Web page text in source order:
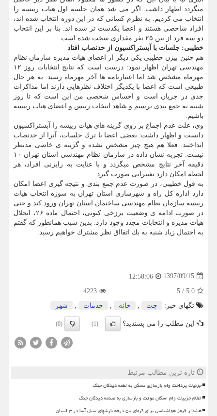
میگردد اظهار داشت: اگر می شد همان جلسه اول هیات رییسه را
انتخاب می كردیم. به نظرم كسانی كه در این دوره انتخاب شده اند،
افراد شاخصی هستند و اعضا یكدست تر شده اند. بنا بر این انتخاب
دو سه فرد از بین ۲۵ نفر مقداری سخت شده است.
خطیبی: جلسات با آبستراكسیون از حدنصاب افتاد
هم چنین بیژن خطیبی یكی دیگر از اعضای هیات مدیره سازمان نظام
مهندسی تهران اظهار نمود: درست است كه نتایج انتخابات روز ۱۲
مهرماه مشخص شد اما اعتبارنامه ها آخر مهرماه رسید. به هر حال
طبیعی است كه اعضا با یكدیگر اختلاف نظرهایی دارند اما مذاكرات
جدی در جریان است و احساس شخصی من این است كه تا روز
شنبه به جمع بندی برسیم و شاهد انتخاب رییس و اعضای هیات رییسه
باشیم.
وی، علت عدم اجماع بر روی گزینه های هیات رییسه را آبستراكسیون
دانست و اظهار داشت: بعضی اعضا با ترك جلسات، آنرا از حدنصاب
انداختند. فعلا هم هیچ چیز مشخص نشده و گزینه ی خاصی مدنظر
نیست. تجربه نشان داده در سازمان نظام مهندسی استان تهران ۱۰
دقیقه آخر نتایج مشخص میگردد و با عنایت به رایزنی افراد، هر
لحظه امكان دارد تغییراتی صورت گیرد.
به قول خطیبی، در صورت عدم جمع بندی و نتیجه گیری اعضا امكان
دارد اداره كل راه و شهرسازی استان تهران به سوژه انتخاب هیات
رییسه سازمان نظام مهندسی ساختمان استان تهران ورود كند و حتی
در صورت ادامه ی وضعیت برزخی كنونی، احتمال ماده ۲۶، انحلال
هیات مدیره و انتخابات مجدد وجود دارد. بدین سبب همانطور كه گفتم
به احتمال زیاد شنبه به یك اتفااق نظر مشترك خواهیم رسید.
1397/09/15
12:58:06
5.0
/
5
4223
تگهای خبر:
جت خانه خدمات شهر
این مطلب را می پسندید؟ (1)
(0)
تازه ترین مطالب مرتبط
جزئیات پرداخت وام بازسازی مسکن به لطمه دیدگان جنگ
اعلام جزییات وام اسکان موقت و بازسازی به صدمه دیدگان جنگ
هشدار قرمز هواشناسی برای گرمای ۵۰ درجه بارشهای سیل آسا در ۳ استان